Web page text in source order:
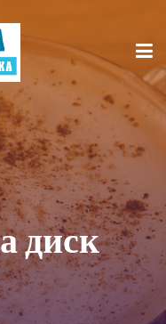
диск